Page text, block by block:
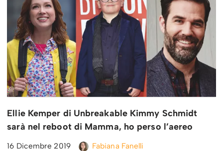
Ellie Kemper di Unbreakable Kimmy Schmidt
sarà nel reboot di Mamma, ho perso l’aereo
16 Dicembre 2019 Fabiana Fanelli